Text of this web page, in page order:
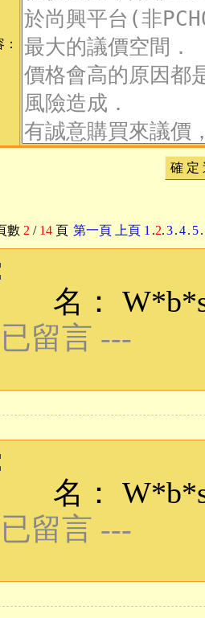
確 定
數 2 / 14 頁 第一頁 上頁 1 .2.3.4. 5.
名：
留言 ---
名：
留言 ---